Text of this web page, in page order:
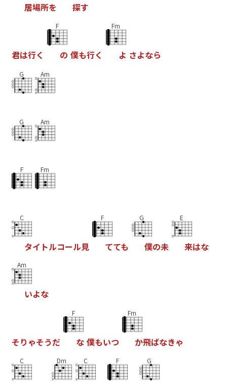
居場所を 探す
君は行く
F
の 僕も行く
Fm
よ さよなら
G Am
G Am
F Fm
C
タイ トルコール見
F
てても
G
僕の未
E
来はな
Am
いよな
そ り ゃそうだ
F
な 僕もいつ
Fm
か飛ばなきゃ
C Dm C F G